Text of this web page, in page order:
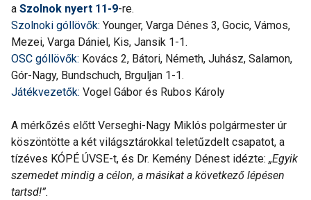
a Szolnok nyert 11-9-re.
Szolnoki góllövők: Younger, Varga Dénes 3, Gocic, Vámos,
Mezei, Varga Dániel, Kis, Jansik 1-1.
OSC góllövők: Kovács 2, Bátori, Németh, Juhász, Salamon,
Gór-Nagy, Bundschuch, Brguljan 1-1.
Játékvezetők: Vogel Gábor és Rubos Károly
A mérkőzés előtt Verseghi-Nagy Miklós polgármester úr
köszöntötte a két világsztárokkal teletűzdelt csapatot, a
tízéves KÓPÉ ÚVSE-t, és Dr. Kemény Dénest idézte: „Egyik
szemedet mindig a célon, a másikat a következő lépésen
tartsd!”.